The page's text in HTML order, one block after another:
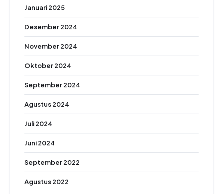
Januari 2025
Desember 2024
November 2024
Oktober 2024
September 2024
Agustus 2024
Juli 2024
Juni 2024
September 2022
Agustus 2022